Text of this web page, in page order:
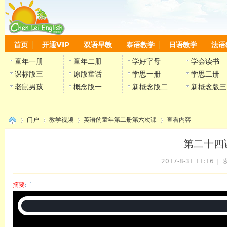
首页 开通VIP 双语早教 泰语教学 日语教学 法语
童年一册 童年二册 学好字母
学会读书
课标版三
原版童话 学思一册
学思二册
老鼠男孩
概念版一 新概念版二 新概念版三
陈雷
门户 教学视频 英语的童年第二册第六次课 查看内容
第二十四
2017-8-31 11:16
摘要: `